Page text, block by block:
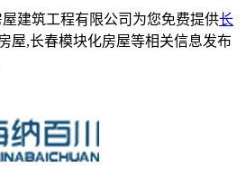
建筑工程有限公司为您免费提供长
屋,长春模块化房屋等相关信息发布